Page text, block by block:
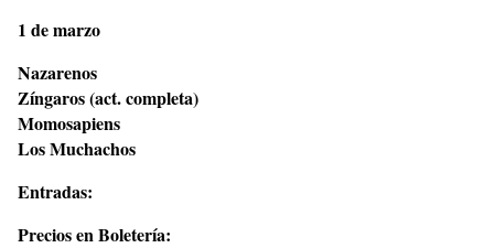
1 de marzo
Nazarenos
Zíngaros (act. completa)
Momosapiens
Los Muchachos
Entradas:
Precios en Boletería: